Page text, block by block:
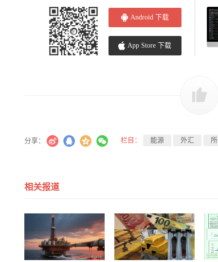
Android 下载
App Store 下载
分享： 栏目： 能源 外汇
相关报道